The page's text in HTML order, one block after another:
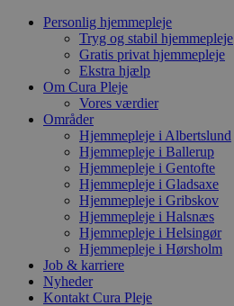
Personlig hjemmepleje
Tryg og stabil hjemmepleje
Gratis privat hjemmepleje
Ekstra hjælp
Om Cura Pleje
Vores værdier
Områder
Hjemmepleje i Albertslund
Hjemmepleje i Ballerup
Hjemmepleje i Gentofte
Hjemmepleje i Gladsaxe
Hjemmepleje i Gribskov
Hjemmepleje i Halsnæs
Hjemmepleje i Helsingør
Hjemmepleje i Hørsholm
Job & karriere
Nyheder
Kontakt Cura Pleje